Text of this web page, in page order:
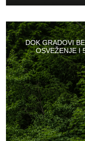
DOK GRADOVI
OSVEŽENJE I